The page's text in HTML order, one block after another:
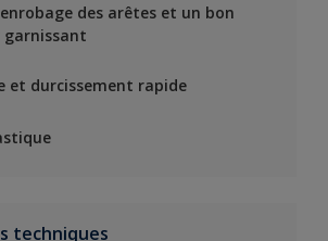
des arêtes et un bon
garnissant
et durcissement rapide
techniques